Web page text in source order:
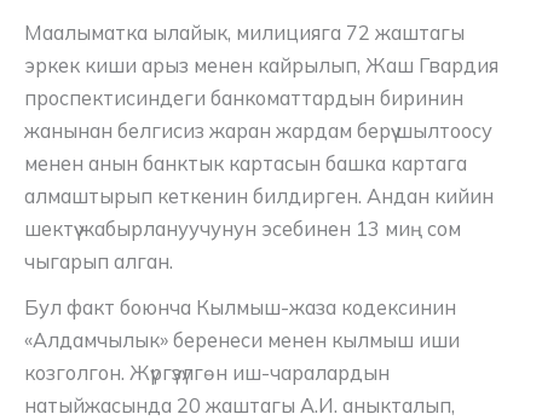
Маалыматка ылайык, милицияга 72 жаштагы
эркек киши арыз менен кайрылып, Жаш Гвардия
проспектисиндеги банкоматтардын биринин
жанынан белгисиз жаран жардам берүү шылтоосу
менен анын банктык картасын башка картага
алмаштырып кеткенин билдирген. Андан кийин
шектүү жабырлануучунун эсебинен 13 миң сом
чыгарып алган.
Бул факт боюнча Кылмыш-жаза кодексинин
«Алдамчылык» беренеси менен кылмыш иши
козголгон. Жүргүзүлгөн иш-чаралардын
натыйжасында 20 жаштагы А.И. аныкталып,